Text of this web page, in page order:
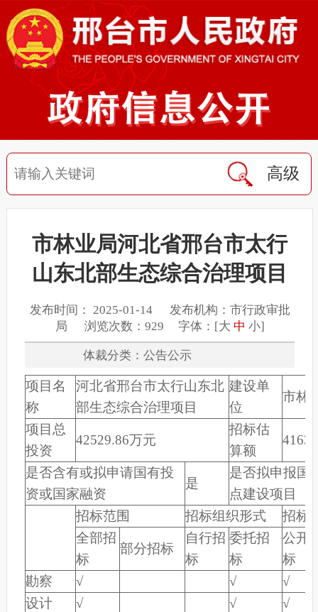
高级
市林业局河北省邢台市太行
山东北部生态综合治理项目
发布时间： 2025-01-14 发布机构：市行政审批
局 浏览次数：929 字体：[大 中 小]
体裁分类：公告公示
项目名
称
河北省邢台市太行山东北
部生态综合治理项目
建设单
位
市林
项目总
投资
42529.86万元
招标估
算额
是否含有或拟申请国有投
资或国家融资
是
是否拟申报国
点建设项目
招标范围
招标组织形式
招标
全部招
标
部分招标
自行招
标
委托招
标
公开
标
勘察
√ √
√
设计
√ √
√